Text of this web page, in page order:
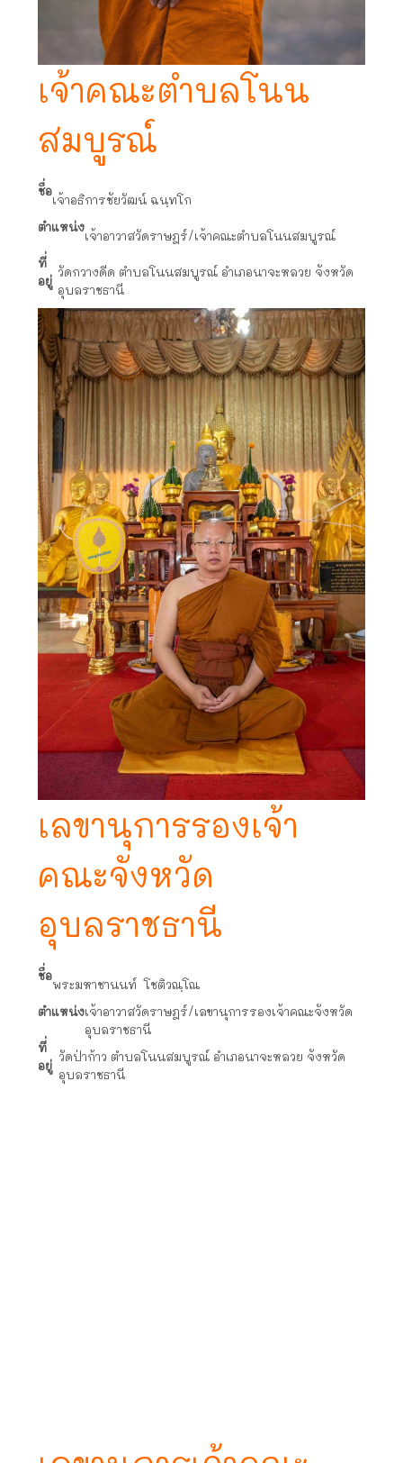
เจ้าคณะตำบลโนน
สมบูรณ์
ชื่อ
เจ้าอธิการชัยวัฒน์ ฉนฺทโก
ตำแหน่ง
เจ้าอาวาสวัดราษฎร์/เจ้าคณะตำบลโนนสมบูรณ์
ที่
อยู่
วัดกวางดีด ตำบลโนนสมบูรณ์ อำเภอนาจะหลวย จังหวัด
อุบลราชธานี
เลขานุการรองเจ้า
คณะจังหวัด
อุบลราชธานี
ชื่อ
พระมหาชานนท์ โชติวณฺโณ
ตำแหน่งเจ้าอาวาสวัดราษฎร์/เลขานุการรองเจ้าคณะจังหวัด
อุบลราชธานี
ที่
อยู่
วัดป่าก้าว ตำบลโนนสมบูรณ์ อำเภอนาจะหลวย จังหวัด
อุบลราชธานี